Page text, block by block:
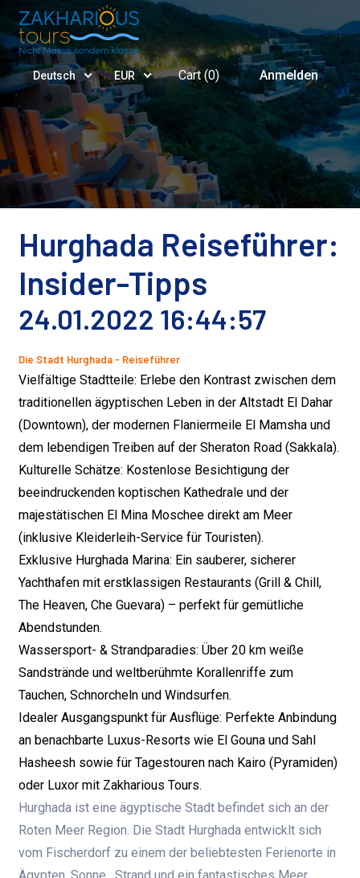
Deutsch EUR Cart (0) Anmelden
Hurghada Reiseführer:
Insider-Tipps
24.01.2022 16:44:57
Die Stadt Hurghada - Reiseführer
Vielfältige Stadtteile: Erlebe den Kontrast zwischen dem
traditionellen ägyptischen Leben in der Altstadt El Dahar
(Downtown), der modernen Flaniermeile El Mamsha und
dem lebendigen Treiben auf der Sheraton Road (Sakkala).
Kulturelle Schätze: Kostenlose Besichtigung der
beeindruckenden koptischen Kathedrale und der
majestätischen El Mina Moschee direkt am Meer
(inklusive Kleiderleih-Service für Touristen).
Exklusive Hurghada Marina: Ein sauberer, sicherer
Yachthafen mit erstklassigen Restaurants (Grill & Chill,
The Heaven, Che Guevara) – perfekt für gemütliche
Abendstunden.
Wassersport- & Strandparadies: Über 20 km weiße
Sandstrände und weltberühmte Korallenriffe zum
Tauchen, Schnorcheln und Windsurfen.
Idealer Ausgangspunkt für Ausflüge: Perfekte Anbindung
an benachbarte Luxus-Resorts wie El Gouna und Sahl
Hasheesh sowie für Tagestouren nach Kairo (Pyramiden)
oder Luxor mit Zakharious Tours.
Hurghada ist eine ägyptische Stadt befindet sich an der
Roten Meer Region. Die Stadt Hurghada entwicklt sich
vom Fischerdorf zu einem der beliebtesten Ferienorte in